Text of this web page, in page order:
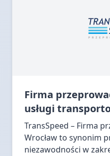
Firma
usługi
TransSpeed – Firma
Wrocław to synonim
niezawodności w